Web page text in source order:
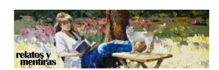
content